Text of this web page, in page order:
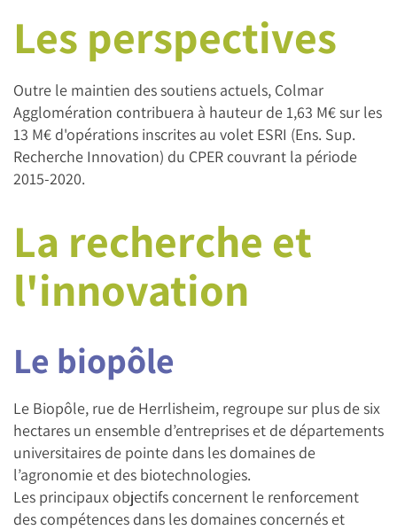
Les perspectives
Outre le maintien des soutiens actuels, Colmar
Agglomération contribuera à hauteur de 1,63 M€ sur les
13 M€ d'opérations inscrites au volet ESRI (Ens. Sup.
Recherche Innovation) du CPER couvrant la période
2015-2020.
La recherche et
l'innovation
Le biopôle
Le Biopôle, rue de Herrlisheim, regroupe sur plus de six
hectares un ensemble d’entreprises et de départements
universitaires de pointe dans les domaines de
l’agronomie et des biotechnologies.
Les principaux objectifs concernent le renforcement
des compétences dans les domaines concernés et